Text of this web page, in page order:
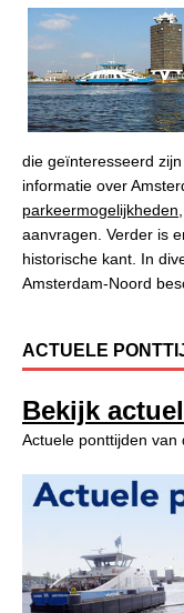
die geïnteresseerd
informatie over
parkeermogelijkheden
aanvragen. Verder is
historische kant. In
Amsterdam-Noord
ACTUELE
Bekijk
Actuele ponttijden